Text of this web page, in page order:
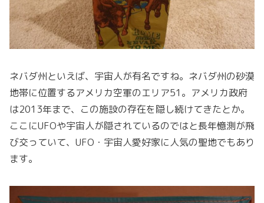
ネバダ州といえば、宇宙人が有名ですね。ネバダ州の砂漠
地帯に位置するアメリカ空軍のエリア51。アメリカ政府
は2013年まで、この施設の存在を隠し続けてきたとか。
ここにUFOや宇宙人が隠されているのではと長年憶測が飛
び交っていて、UFO・宇宙人愛好家に人気の聖地でもあり
ます。